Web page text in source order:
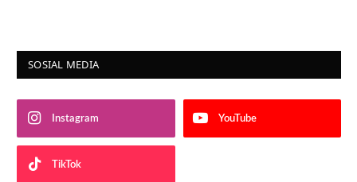
SOSIAL MEDIA
Instagram YouTube
TikTok